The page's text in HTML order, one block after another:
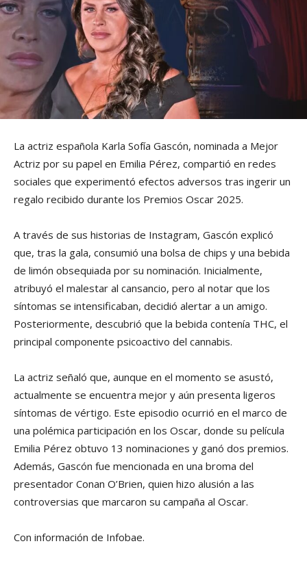
La actriz española Karla Sofía Gascón, nominada a Mejor
Actriz por su papel en Emilia Pérez, compartió en redes
sociales que experimentó efectos adversos tras ingerir un
regalo recibido durante los Premios Oscar 2025.
A través de sus historias de Instagram, Gascón explicó
que, tras la gala, consumió una bolsa de chips y una bebida
de limón obsequiada por su nominación. Inicialmente,
atribuyó el malestar al cansancio, pero al notar que los
síntomas se intensificaban, decidió alertar a un amigo.
Posteriormente, descubrió que la bebida contenía THC, el
principal componente psicoactivo del cannabis.
La actriz señaló que, aunque en el momento se asustó,
actualmente se encuentra mejor y aún presenta ligeros
síntomas de vértigo. Este episodio ocurrió en el marco de
una polémica participación en los Oscar, donde su película
Emilia Pérez obtuvo 13 nominaciones y ganó dos premios.
Además, Gascón fue mencionada en una broma del
presentador Conan O’Brien, quien hizo alusión a las
controversias que marcaron su campaña al Oscar.
Con información de Infobae.